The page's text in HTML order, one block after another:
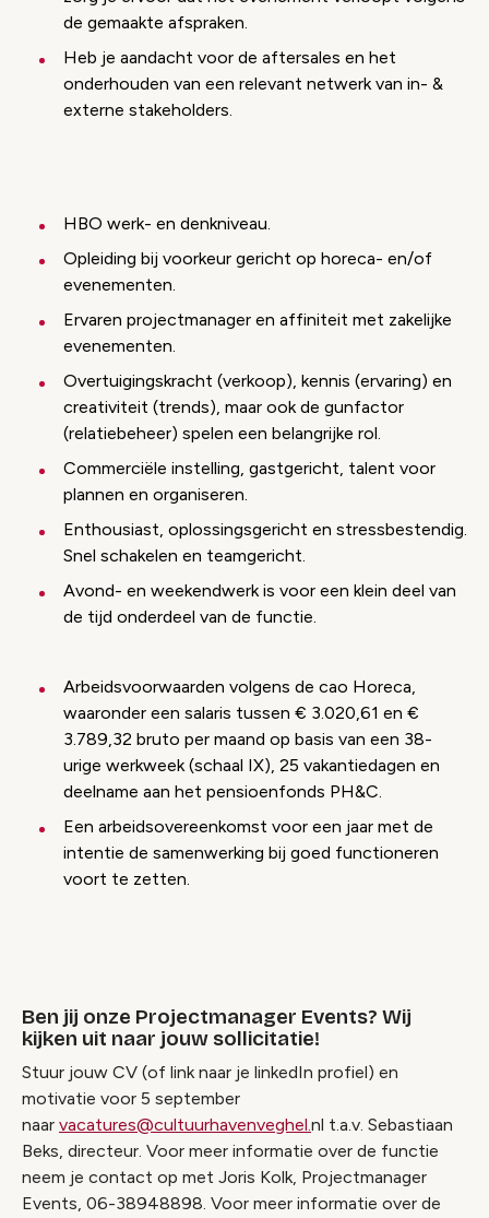
de gemaakte afspraken.
Heb je aandacht voor de aftersales en het
onderhouden van een relevant netwerk van in- &
externe stakeholders.
HBO werk- en denkniveau.
Opleiding bij voorkeur gericht op horeca- en/of
evenementen.
Ervaren projectmanager en affiniteit met zakelijke
evenementen.
Overtuigingskracht (verkoop), kennis (ervaring) en
creativiteit (trends), maar ook de gunfactor
(relatiebeheer) spelen een belangrijke rol.
Commerciële instelling, gastgericht, talent voor
plannen en organiseren.
Enthousiast, oplossingsgericht en stressbestendig.
Snel schakelen en teamgericht.
Avond- en weekendwerk is voor een klein deel van
de tijd onderdeel van de functie.
Arbeidsvoorwaarden volgens de cao Horeca,
waaronder een salaris tussen € 3.020,61 en €
3.789,32 bruto per maand op basis van een 38-
urige werkweek (schaal IX), 25 vakantiedagen en
deelname aan het pensioenfonds PH&C.
Een arbeidsovereenkomst voor een jaar met de
intentie de samenwerking bij goed functioneren
voort te zetten.
Ben jij onze Projectmanager Events? Wij
kijken uit naar jouw sollicitatie!
Stuur jouw CV (of link naar je linkedIn profiel) en
motivatie voor 5 september
naar vacatures@cultuurhavenveghel.nl t.a.v. Sebastiaan
Beks, directeur. Voor meer informatie over de functie
neem je contact op met Joris Kolk, Projectmanager
Events, 06-38948898. Voor meer informatie over de